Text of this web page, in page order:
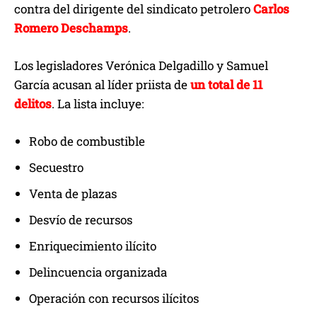
contra del dirigente del sindicato petroleroCarlos
Romero Deschamps.
Los legisladores Verónica Delgadillo y Samuel
García acusan al líder priista deun total de 11
delitos. La lista incluye:
Robo de combustible
Secuestro
Venta de plazas
Desvío de recursos
Enriquecimiento ilícito
Delincuencia organizada
Operación con recursos ilícitos